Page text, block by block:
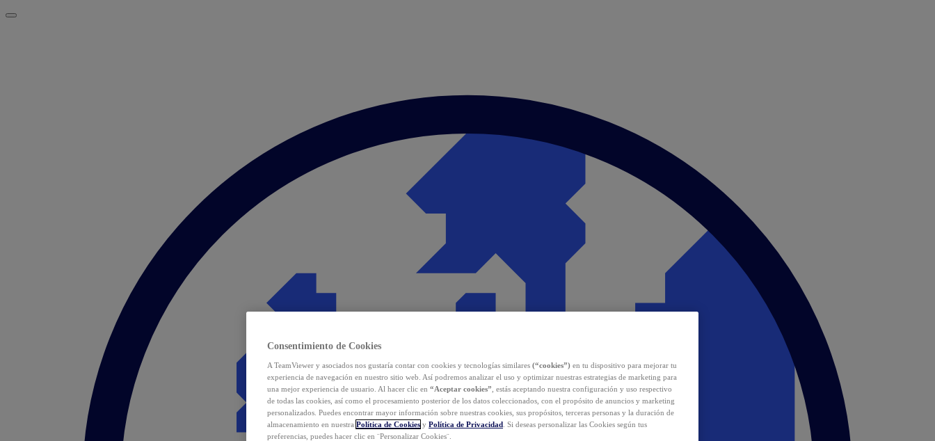
Consentimiento de Cookies
A TeamViewer y asociados nos gustaría contar con cookies y tecnologías similares (“cookies”) en tu dispositivo para mejorar tu
experiencia de navegación en nuestro sitio web. Así podremos analizar el uso y optimizar nuestras estrategias de marketing para
una mejor experiencia de usuario. Al hacer clic en “Aceptar cookies” , estás aceptando nuestra configuración y uso respectivo
de todas las cookies, así como el procesamiento posterior de los datos coleccionados, con el propósito de anuncios y marketing
personalizados. Puedes encontrar mayor información sobre nuestras cookies, sus propósitos, terceras personas y la duración de
almacenamiento en nuestra Política de Cookies y Política de Privacidad . Si deseas personalizar las Cookies según tus
preferencias, puedes hacer clic en ¨Personalizar Cookies¨.